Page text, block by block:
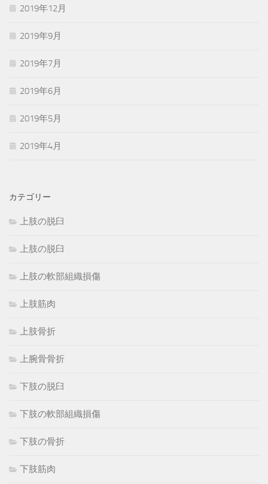
2019年12月
2019年9月
2019年7月
2019年6月
2019年5月
2019年4月
カテゴリー
上肢の脱臼
上肢の脱臼
上肢の軟部組織損傷
上肢筋肉
上肢骨折
上腕骨骨折
下肢の脱臼
下肢の軟部組織損傷
下肢の骨折
下肢筋肉